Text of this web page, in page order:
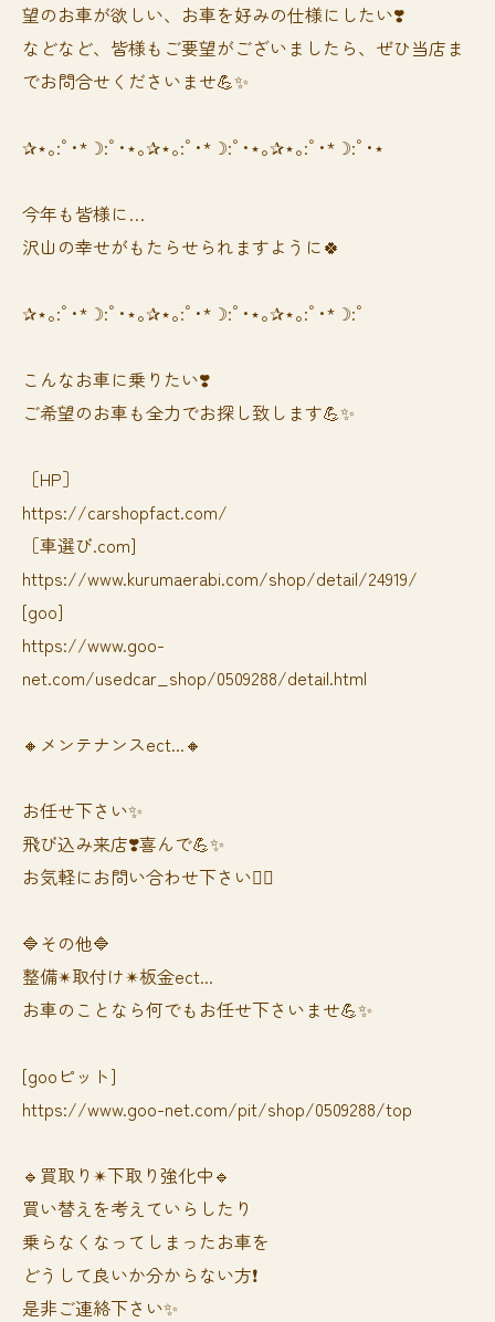
望のお車が欲しい、お車を好みの仕様にしたい❣️
などなど、皆様もご要望がございましたら、ぜひ当店ま
でお問合せくださいませ💪✨
✰⋆｡:ﾟ･*☽:ﾟ･⋆｡✰⋆｡:ﾟ･*☽:ﾟ･⋆｡✰⋆｡:ﾟ･*☽:ﾟ･⋆
今年も皆様に…
沢山の幸せがもたらせられますように🍀
✰⋆｡:ﾟ･*☽:ﾟ･⋆｡✰⋆｡:ﾟ･*☽:ﾟ･⋆｡✰⋆｡:ﾟ･*☽:ﾟ
⁡⁡⁡こんなお車に乗りたい❣️
ご希望のお車も全力でお探し致します💪✨
［HP］
https://carshopfact.com/
［車選び.com]
https://www.kurumaerabi.com/shop/detail/24919/
[goo]
https://www.goo-
net.com/usedcar_shop/0509288/detail.html
🔸メンテナンスect...🔸
お任せ下さい✨
飛び込み来店❣️喜んで💪✨
お気軽にお問い合わせ下さい🙆‍♀️
🔷その他🔷
整備✴︎取付け✴︎板金ect...
お車のことなら何でもお任せ下さいませ💪✨
[gooピット]
https://www.goo-net.com/pit/shop/0509288/top
🔹買取り✴︎下取り強化中🔹
買い替えを考えていらしたり
乗らなくなってしまったお車を
どうして良いか分からない方❗️
是非ご連絡下さい✨